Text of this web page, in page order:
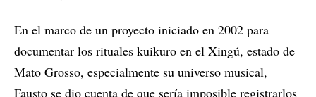
En el marco de un proyecto iniciado en 2002 para
documentar los rituales kuikuro en el Xingú, estado de
Mato Grosso, especialmente su universo musical,
Fausto se dio cuenta de que sería imposible registrarlos